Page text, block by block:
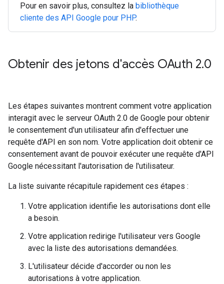
Pour en savoir plus, consultez la bibliothèque
cliente des API Google pour PHP.
Obtenir des jetons d'accès OAuth 2.0
Les étapes suivantes montrent comment votre application
interagit avec le serveur OAuth 2.0 de Google pour obtenir
le consentement d'un utilisateur afin d'effectuer une
requête d'API en son nom. Votre application doit obtenir ce
consentement avant de pouvoir exécuter une requête d'API
Google nécessitant l'autorisation de l'utilisateur.
La liste suivante récapitule rapidement ces étapes :
Votre application identifie les autorisations dont elle
a besoin.
Votre application redirige l'utilisateur vers Google
avec la liste des autorisations demandées.
L'utilisateur décide d'accorder ou non les
autorisations à votre application.